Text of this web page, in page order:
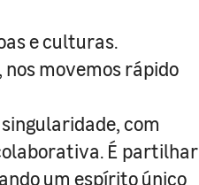
e culturas.
movemos rápido
singularidade, com
É partilhar
um espírito único